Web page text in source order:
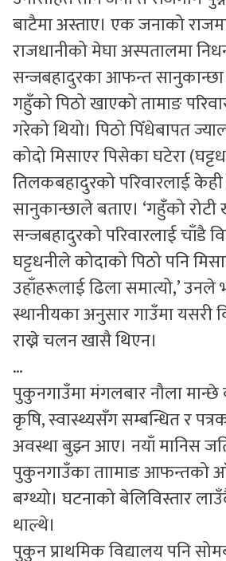
बाटैमा अस्ताए। एक जनाको
राजधानीको मेघा अस्पतालमा
सन्जबहादुरका आफन्त
गहुँको पिठो खाएको तामाङ
गरेको थियो। पिठो पिँधेबापत
कोदो मिसाएर पिसेका घटेरा
तिलकबहादुरको परिवारलाई
सानुकान्छाले बताए। ‘गहुँको
सन्जबहादुरको परिवारलाई चाँडै
घट्टधनीले कोदाको पिठो पनि
उहाँहरूलाई ढिला समात्यो,’ उनले
स्थानीयका अनुसार गाउँमा यसरी
राख्ने चलन खासै थिएन।
…
पुकुनगाउँमा मंगलबार नौला मान्छे
कृषि, स्वास्थ्यसँग सम्बन्धित र
अवस्था बुझ्न आए। नयाँ मानिस
पुकुनगाउँका ताामाङ आफन्तको
बग्थ्यो। घटनाको बेलिविस्तार
थाल्थे।
पुकुन प्राथमिक विद्यालय पनि